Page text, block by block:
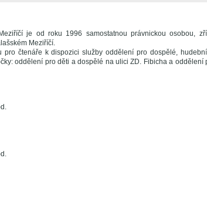
je od roku 1996 samostatnou právnickou osobou,
Meziříčí.
pro čtenáře k dispozici služby oddělení pro dospělé,
oddělení pro děti a dospělé na ulici ZD. Fibicha a oddělení